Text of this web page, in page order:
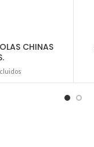
CHINAS